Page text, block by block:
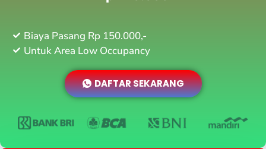
Biaya Pasang Rp 150.000,-
Untuk Area Low Occupancy
DAFTAR SEKARANG